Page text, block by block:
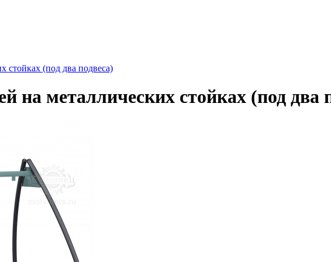
стойках (под два подвеса)
на металлических стойках (под два